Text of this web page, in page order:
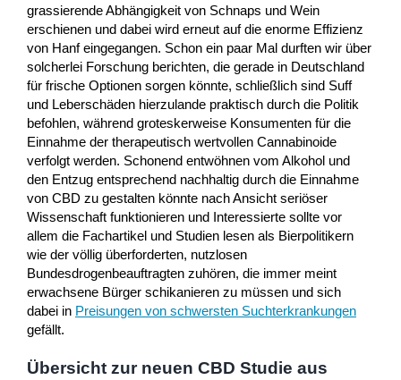
grassierende Abhängigkeit von Schnaps und Wein
erschienen und dabei wird erneut auf die enorme Effizienz
von Hanf eingegangen. Schon ein paar Mal durften wir über
solcherlei Forschung berichten, die gerade in Deutschland
für frische Optionen sorgen könnte, schließlich sind Suff
und Leberschäden hierzulande praktisch durch die Politik
befohlen, während groteskerweise Konsumenten für die
Einnahme der therapeutisch wertvollen Cannabinoide
verfolgt werden. Schonend entwöhnen vom Alkohol und
den Entzug entsprechend nachhaltig durch die Einnahme
von CBD zu gestalten könnte nach Ansicht seriöser
Wissenschaft funktionieren und Interessierte sollte vor
allem die Fachartikel und Studien lesen als Bierpolitikern
wie der völlig überforderten, nutzlosen
Bundesdrogenbeauftragten zuhören, die immer meint
erwachsene Bürger schikanieren zu müssen und sich
dabei in Preisungen von schwersten Suchterkrankungen
gefällt.
Übersicht zur neuen CBD Studie aus